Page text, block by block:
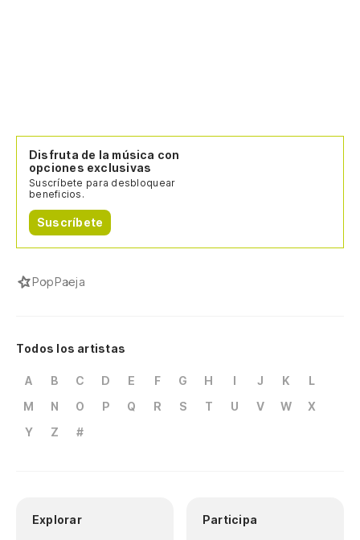
Disfruta de la música con
opciones exclusivas
Suscríbete para desbloquear
beneficios.
Suscríbete
PopPaeja
Todos los artistas
A B C D E F G H I J K
L
M
N O P Q R S T U V W
X
Y
Z #
Explorar Participa